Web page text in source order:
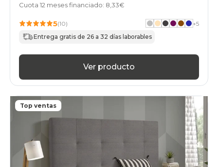
Cuota 12 meses financiado: 8,33€
5(10) +5
Entrega gratis de 26 a 32 días laborables
Ver producto
Top ventas